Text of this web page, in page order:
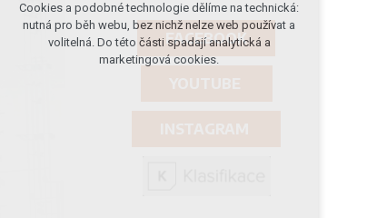
FACEBOOK
Přijmout všechny cookies
Odmítnout vše
Cookies a podobné technologie dělíme na technická:
nutná pro běh webu, bez nichž nelze web používat a
volitelná. Do této části spadají analytická a
marketingová cookies.